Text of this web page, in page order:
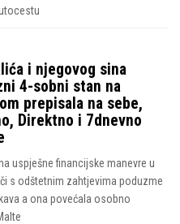
i njegovog sina
4-sobni stan na
prepisala na sebe,
Direktno i 7dnevno
uspješne financijske manevre u
s odštetnim zahtjevima poduzme
a ona povećala osobno